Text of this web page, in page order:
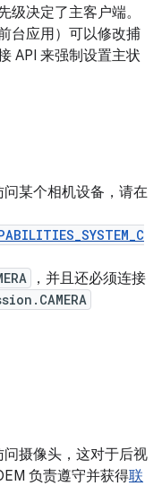
级决定了主客户端。
台应用）可以修改捕
API 来强制设置主状
某个相机设备，请在
，并且还必须连接
问摄像头，这对于后视
负责遵守并获得联